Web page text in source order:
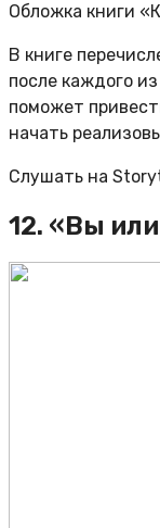
Обложка книги
В книге
после каждого
поможет
начать
Слушать на
12. «Вы